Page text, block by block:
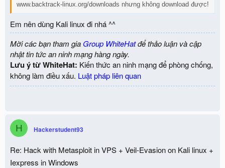
www.backtrack-linux.org/downloads nhưng không download được!
Em nên dùng Kali linux đi nhá ^^
Mời các bạn tham gia Group WhiteHatđể thảo luận và cập
nhật tin tức an ninh mạng hàng ngày.
Lưu ý từ WhiteHat: Kiến thức an ninh mạng để phòng chống,
không làm điều xấu. Luật pháp liên quan
H Hackerstudent93
Re: Hack with Metasploit in VPS + Veil-Evasion on Kali linux +
Iexpress in Windows